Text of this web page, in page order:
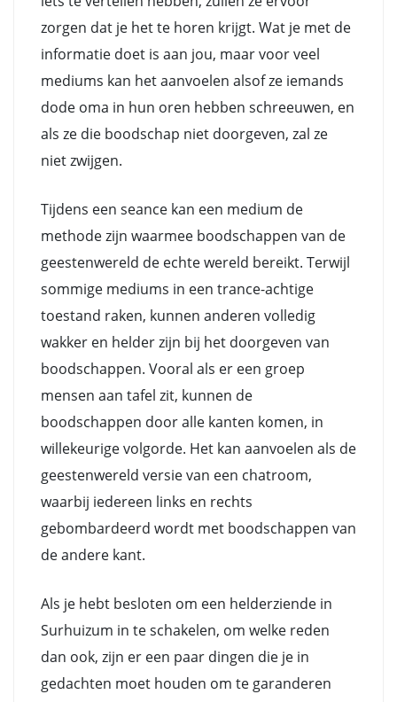
zorgen dat je het te horen krijgt. Wat je met de
informatie doet is aan jou, maar voor veel
mediums kan het aanvoelen alsof ze iemands
dode oma in hun oren hebben schreeuwen, en
als ze die boodschap niet doorgeven, zal ze
niet zwijgen.
Tijdens een seance kan een medium de
methode zijn waarmee boodschappen van de
geestenwereld de echte wereld bereikt. Terwijl
sommige mediums in een trance-achtige
toestand raken, kunnen anderen volledig
wakker en helder zijn bij het doorgeven van
boodschappen. Vooral als er een groep
mensen aan tafel zit, kunnen de
boodschappen door alle kanten komen, in
willekeurige volgorde. Het kan aanvoelen als de
geestenwereld versie van een chatroom,
waarbij iedereen links en rechts
gebombardeerd wordt met boodschappen van
de andere kant.
Als je hebt besloten om een helderziende in
Surhuizum in te schakelen, om welke reden
dan ook, zijn er een paar dingen die je in
gedachten moet houden om te garanderen